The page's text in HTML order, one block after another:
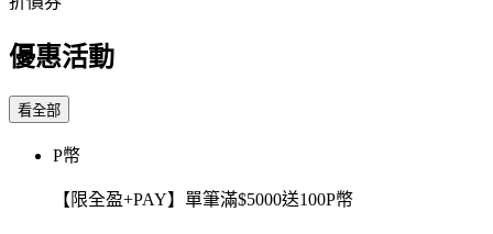
優惠活動
看全部
P幣
【限全盈+PAY】單筆滿$5000送100P幣